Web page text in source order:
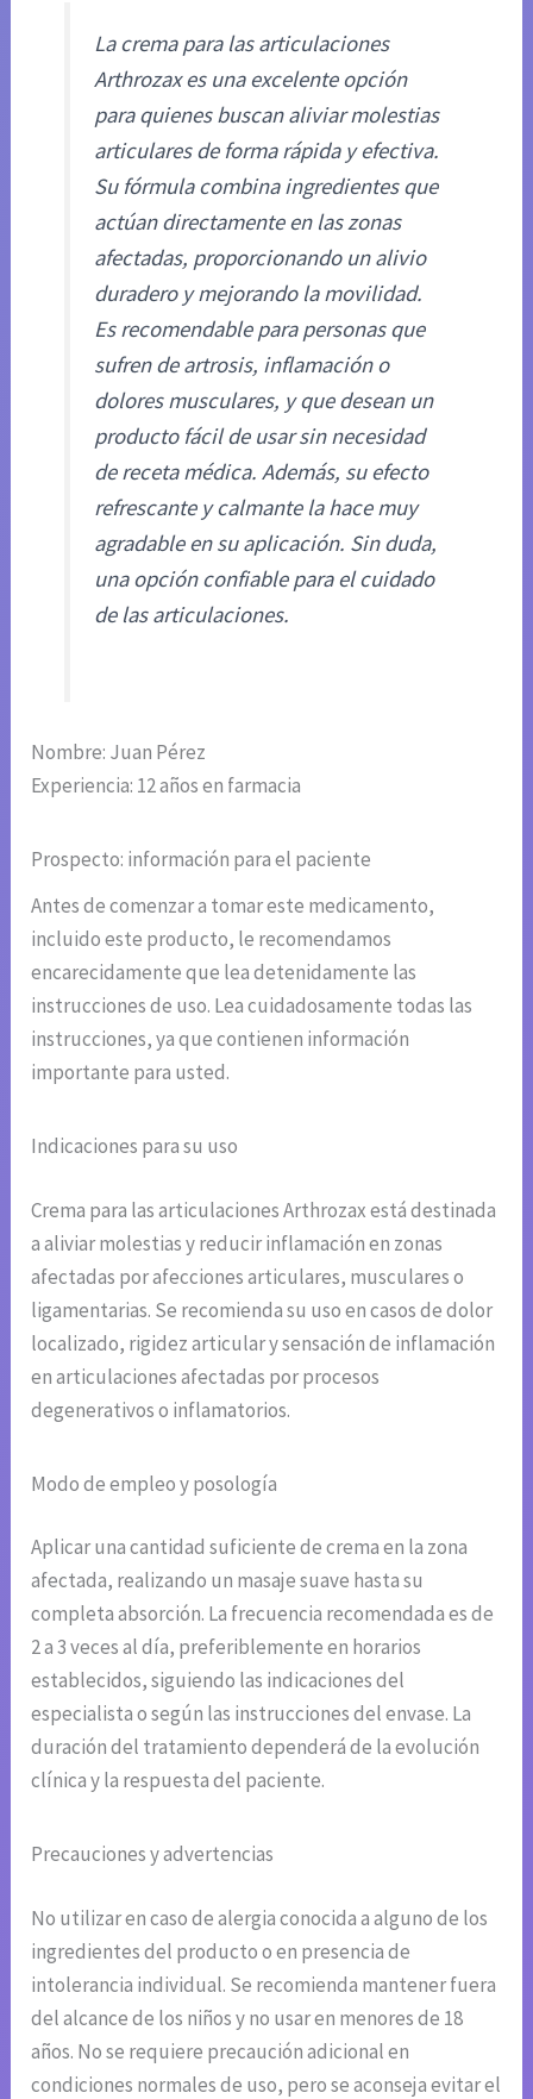
La crema para las articulaciones
Arthrozax es una excelente opción
para quienes buscan aliviar molestias
articulares de forma rápida y efectiva.
Su fórmula combina ingredientes que
actúan directamente en las zonas
afectadas, proporcionando un alivio
duradero y mejorando la movilidad.
Es recomendable para personas que
sufren de artrosis, inflamación o
dolores musculares, y que desean un
producto fácil de usar sin necesidad
de receta médica. Además, su efecto
refrescante y calmante la hace muy
agradable en su aplicación. Sin duda,
una opción confiable para el cuidado
de las articulaciones.
Nombre: Juan Pérez
Experiencia: 12 años en farmacia
Prospecto: información para el paciente
Antes de comenzar a tomar este medicamento,
incluido este producto, le recomendamos
encarecidamente que lea detenidamente las
instrucciones de uso. Lea cuidadosamente todas las
instrucciones, ya que contienen información
importante para usted.
Indicaciones para su uso
Crema para las articulaciones Arthrozax está destinada
a aliviar molestias y reducir inflamación en zonas
afectadas por afecciones articulares, musculares o
ligamentarias. Se recomienda su uso en casos de dolor
localizado, rigidez articular y sensación de inflamación
en articulaciones afectadas por procesos
degenerativos o inflamatorios.
Modo de empleo y posología
Aplicar una cantidad suficiente de crema en la zona
afectada, realizando un masaje suave hasta su
completa absorción. La frecuencia recomendada es de
2 a 3 veces al día, preferiblemente en horarios
establecidos, siguiendo las indicaciones del
especialista o según las instrucciones del envase. La
duración del tratamiento dependerá de la evolución
clínica y la respuesta del paciente.
Precauciones y advertencias
No utilizar en caso de alergia conocida a alguno de los
ingredientes del producto o en presencia de
intolerancia individual. Se recomienda mantener fuera
del alcance de los niños y no usar en menores de 18
años. No se requiere precaución adicional en
condiciones normales de uso, pero se aconseja evitar el